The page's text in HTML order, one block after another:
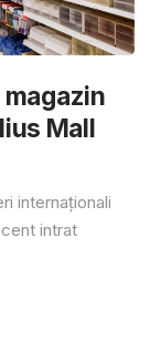
magazin
Mall
internaționali
intrat